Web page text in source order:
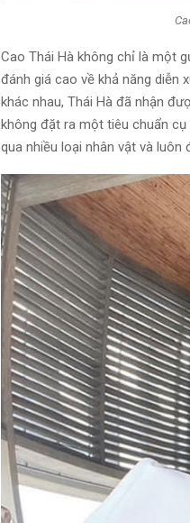
Cao Thái Hà không chỉ là một
đánh giá cao về khả năng diễn
khác nhau, Thái Hà đã nhận
không đặt ra một tiêu chuẩn
qua nhiều loại nhân vật và luôn